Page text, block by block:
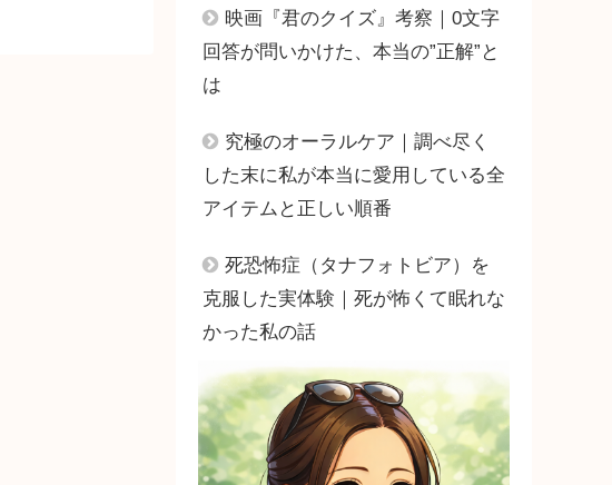
映画『君のクイズ』考察｜0文字
回答が問いかけた、本当の”正解”と
は
究極のオーラルケア｜調べ尽く
した末に私が本当に愛用している全
アイテムと正しい順番
死恐怖症（タナフォトビア）を
克服した実体験｜死が怖くて眠れな
かった私の話